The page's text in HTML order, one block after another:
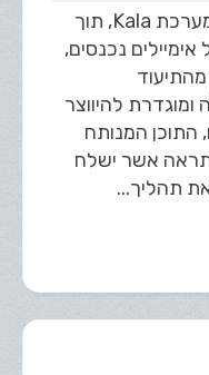
במידה ושולחים אימיילים דרך מערכת Kala, תוך
נכנסים,
מהתיעוד
להיווצר
התוכן המנותח
אשר ישלח
תהליך...